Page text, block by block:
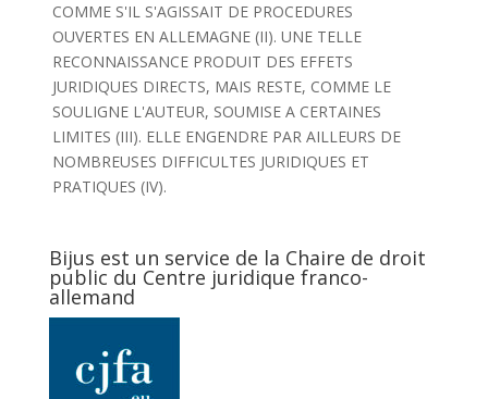
COMME S'IL S'AGISSAIT DE PROCEDURES
OUVERTES EN ALLEMAGNE (II). UNE TELLE
RECONNAISSANCE PRODUIT DES EFFETS
JURIDIQUES DIRECTS, MAIS RESTE, COMME LE
SOULIGNE L'AUTEUR, SOUMISE A CERTAINES
LIMITES (III). ELLE ENGENDRE PAR AILLEURS DE
NOMBREUSES DIFFICULTES JURIDIQUES ET
PRATIQUES (IV).
Bijus est un service de la Chaire de droit
public du Centre juridique franco-
allemand